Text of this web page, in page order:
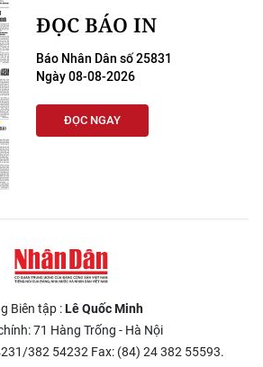
ĐỌC BÁO IN
Báo Nhân Dân số 25831
Ngày 08-08-2026
ĐỌC NGAY
Biên tập :Lê Quốc Minh
71 Hàng Trống - Hà Nội
382 54232 Fax: (84) 24 382 55593.